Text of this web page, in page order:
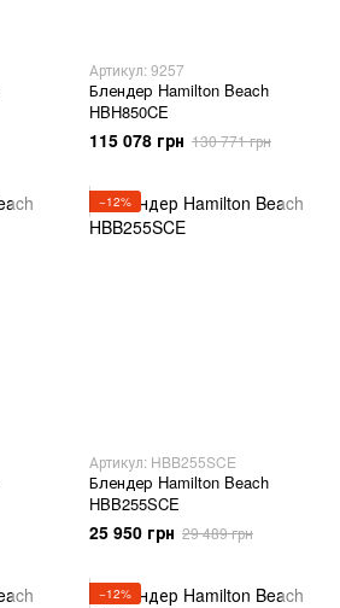
Артикул: 9257
Блендер Hamilton Beach
HBH850CE
115 078 грн 130 771 грн
−12%
Артикул: HBB255SCE
Блендер Hamilton Beach
HBB255SCE
25 950 грн 29 489 грн
−12%